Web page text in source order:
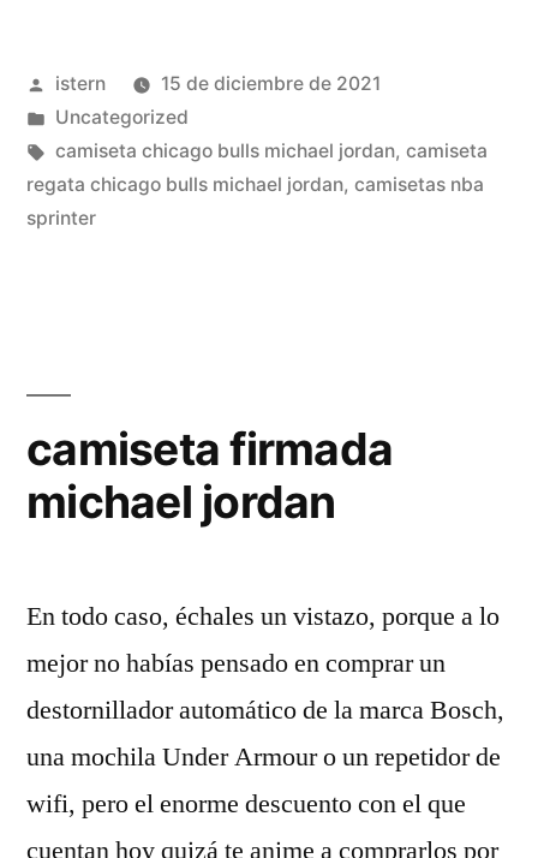
jordan»
Publicado
por
istern
15 de diciembre de 2021
Publicado
en
Uncategorized
Etiquetas:
camiseta chicago bulls michael jordan, camiseta
regata chicago bulls michael jordan, camisetas nba
sprinter
camiseta firmada
michael jordan
En todo caso, échales un vistazo, porque a lo
mejor no habías pensado en comprar un
destornillador automático de la marca Bosch,
una mochila Under Armour o un repetidor de
wifi, pero el enorme descuento con el que
cuentan hoy quizá te anime a comprarlos por